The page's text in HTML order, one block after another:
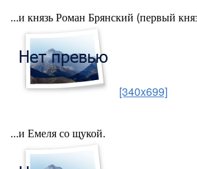
...и князь Роман Брянский (первый
[340x699]
...и Емеля со щукой.